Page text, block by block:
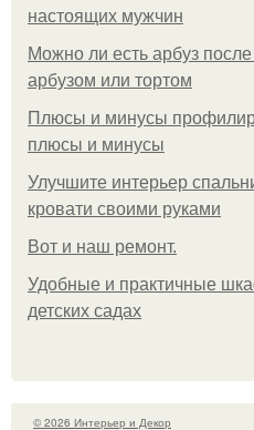
настоящих мужчин
Можно ли есть арбуз
арбузом или тортом
Плюсы и минусы
плюсы и минусы
Улучшите интерьер
кровати своими руками
Boт и наш ремoнт.
Удобные и практичные
детских садах
© 2026 Интерьер и Декор